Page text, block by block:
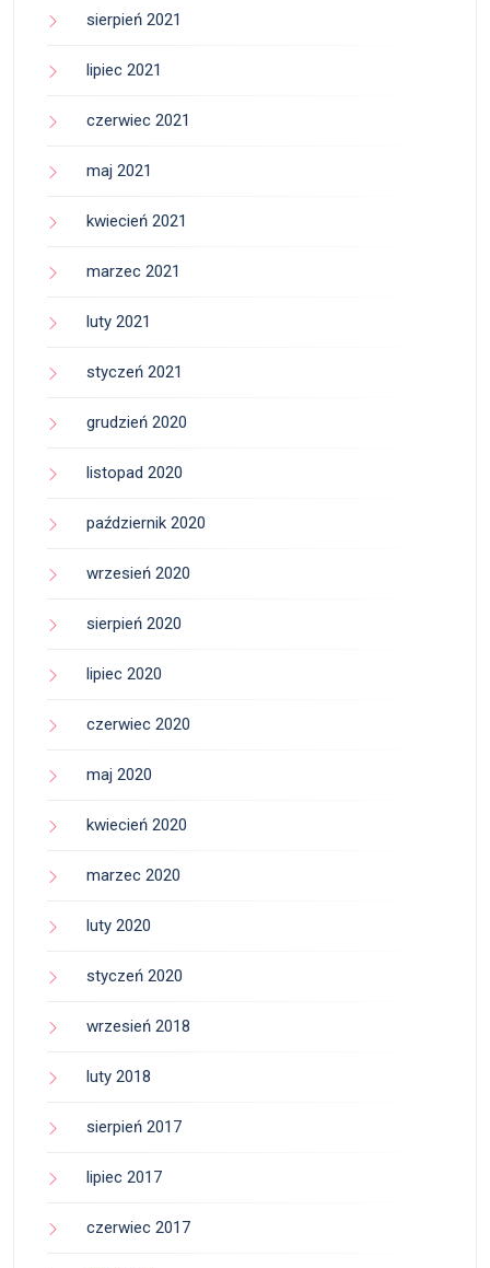
sierpień 2021
lipiec 2021
czerwiec 2021
maj 2021
kwiecień 2021
marzec 2021
luty 2021
styczeń 2021
grudzień 2020
listopad 2020
październik 2020
wrzesień 2020
sierpień 2020
lipiec 2020
czerwiec 2020
maj 2020
kwiecień 2020
marzec 2020
luty 2020
styczeń 2020
wrzesień 2018
luty 2018
sierpień 2017
lipiec 2017
czerwiec 2017